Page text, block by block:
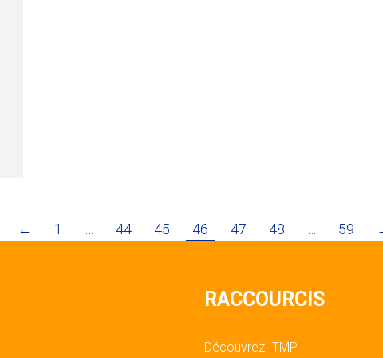
← 1 … 44 45 46 47 48 … 59
RACCOURCIS
Découvrez ITMP